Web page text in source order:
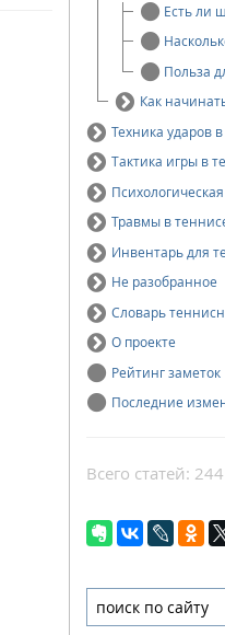
Есть ли
Польза
Как
Техника ударов
Тактика игры в
Травмы в
Инвентарь для
Не разобранное
Словарь
О проекте
Рейтинг заметок
Последние
Всего статей: 244